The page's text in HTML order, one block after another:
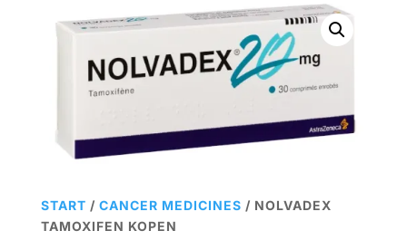
START / CANCER MEDICINES / NOLVADEX
TAMOXIFEN KOPEN